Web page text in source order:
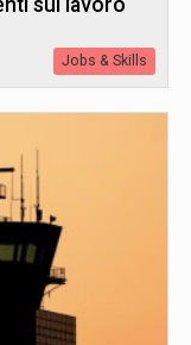
sul lavoro
Jobs & Skills